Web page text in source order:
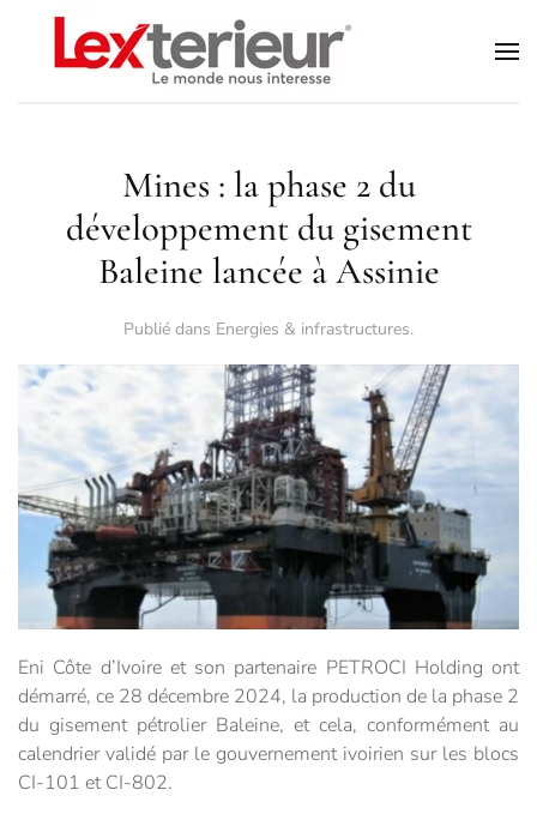
Accéder au contenu principal
Mines : la phase 2 du
développement du gisement
Baleine lancée à Assinie
Publié dans Energies & infrastructures.
Eni Côte d’Ivoire et son partenaire PETROCI Holding ont
démarré, ce 28 décembre 2024, la production de la phase 2
du gisement pétrolier Baleine, et cela, conformément au
calendrier validé par le gouvernement ivoirien sur les blocs
CI-101 et CI-802.